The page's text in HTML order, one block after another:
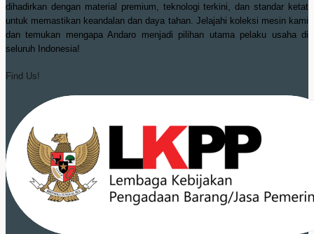
dihadirkan dengan material premium, teknologi terkini, dan standar ketat
untuk memastikan keandalan dan daya tahan. Jelajahi koleksi mesin kami
dan temukan mengapa Andaro menjadi pilihan utama pelaku usaha di
seluruh Indonesia!
Find Us!